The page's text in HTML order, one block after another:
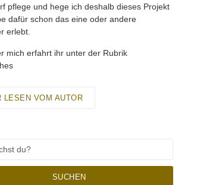
pflege und hege ich deshalb dieses Projekt
dafür schon das eine oder andere
erlebt.
mich erfahrt ihr unter der Rubrik
LESEN VOM AUTOR
SUCHEN